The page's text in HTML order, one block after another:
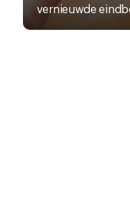
vernieuwde